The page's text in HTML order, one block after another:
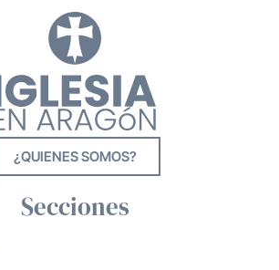
¿QUIENES SOMOS?
Secciones